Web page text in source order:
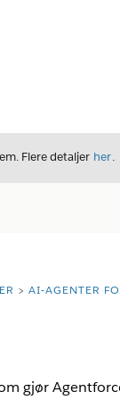
Flere detaljer her.
AI-AGENTER
gjør